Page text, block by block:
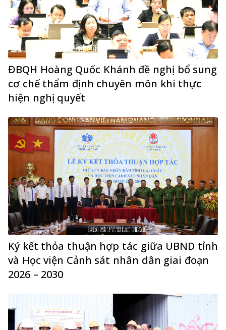
ĐBQH Hoàng Quốc Khánh đề nghị bổ sung
cơ chế thẩm định chuyên môn khi thực
hiện nghị quyết
Ký kết thỏa thuận hợp tác giữa UBND tỉnh
và Học viện Cảnh sát nhân dân giai đoạn
2026 – 2030